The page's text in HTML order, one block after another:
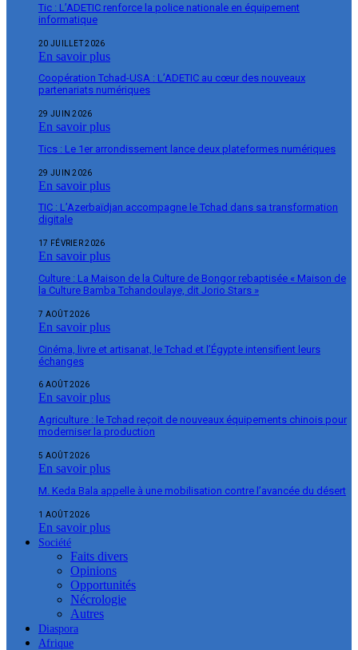
Tic : L’ADETIC renforce la police nationale en équipement
informatique
20 JUILLET 2026
En savoir plus
Coopération Tchad-USA : L’ADETIC au cœur des nouveaux
partenariats numériques
29 JUIN 2026
En savoir plus
Tics : Le 1er arrondissement lance deux plateformes numériques
29 JUIN 2026
En savoir plus
TIC : L’Azerbaïdjan accompagne le Tchad dans sa transformation
digitale
17 FÉVRIER 2026
En savoir plus
Culture : La Maison de la Culture de Bongor rebaptisée « Maison de
la Culture Bamba Tchandoulaye, dit Jorio Stars »
7 AOÛT 2026
En savoir plus
Cinéma, livre et artisanat, le Tchad et l’Égypte intensifient leurs
échanges
6 AOÛT 2026
En savoir plus
Agriculture : le Tchad reçoit de nouveaux équipements chinois pour
moderniser la production
5 AOÛT 2026
En savoir plus
M. Keda Bala appelle à une mobilisation contre l’avancée du désert
1 AOÛT 2026
En savoir plus
Société
Faits divers
Opinions
Opportunités
Nécrologie
Autres
Diaspora
Afrique